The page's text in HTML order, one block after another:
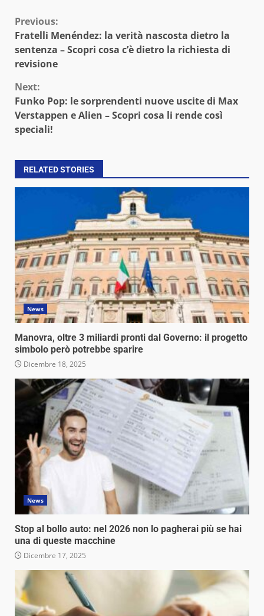
Continue
Reading
Previous:
Fratelli Menéndez: la verità nascosta dietro la
sentenza – Scopri cosa c’è dietro la richiesta di
revisione
Next:
Funko Pop: le sorprendenti nuove uscite di Max
Verstappen e Alien – Scopri cosa li rende così
speciali!
RELATED STORIES
News
Manovra, oltre 3 miliardi pronti dal Governo: il progetto
simbolo però potrebbe sparire
Dicembre 18, 2025
News
Stop al bollo auto: nel 2026 non lo pagherai più se hai
una di queste macchine
Dicembre 17, 2025